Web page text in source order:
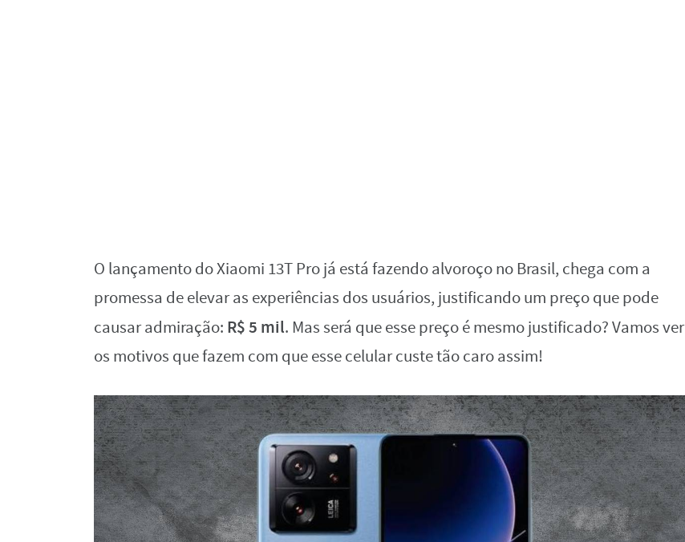
O lançamento do Xiaomi 13T Pro já está fazendo alvoroço no Brasil, chega com a
promessa de elevar as experiências dos usuários, justificando um preço que pode
causar admiração: R$ 5 mil. Mas será que esse preço é mesmo justificado? Vamos ver
os motivos que fazem com que esse celular custe tão caro assim!